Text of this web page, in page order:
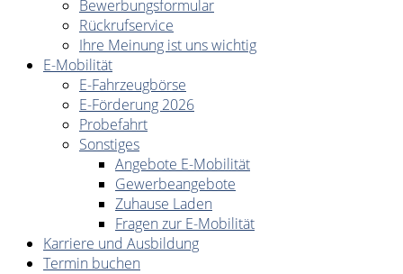
Bewerbungsformular
Rückrufservice
Ihre Meinung ist uns wichtig
E-Mobilität
E-Fahrzeugbörse
E-Förderung 2026
Probefahrt
Sonstiges
Angebote E-Mobilität
Gewerbeangebote
Zuhause Laden
Fragen zur E-Mobilität
Karriere und Ausbildung
Termin buchen